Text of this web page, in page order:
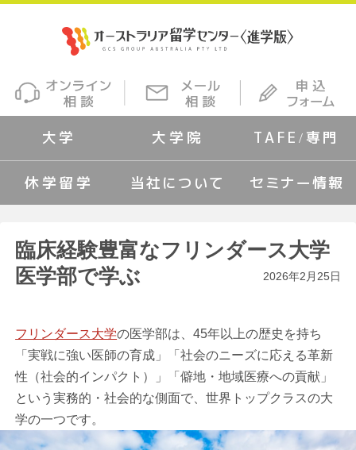
大学 大学院 TAFE/専門
休学留学 当社について セミナー情報
臨床経験豊富なフリンダース大学
医学部で学ぶ
2026年2月25日
フリンダース大学の医学部は、45年以上の歴史を持ち
「実戦に強い医師の育成」「社会のニーズに応える革新
性（社会的インパクト）」「僻地・地域医療への貢献」
という実務的・社会的な側面で、世界トップクラスの大
学の一つです。